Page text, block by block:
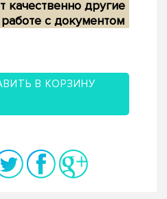
качественно другие
с документом
В КОРЗИНУ